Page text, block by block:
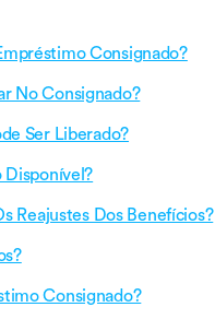
Consignado?
No Consignado?
Ser Liberado?
Disponível?
Reajustes Dos Benefícios?
Consignado?